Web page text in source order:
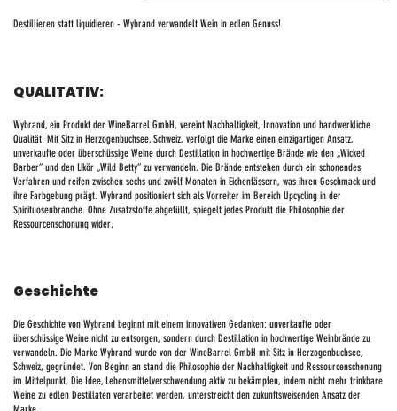
Destillieren statt liquidieren - Wybrand verwandelt Wein in edlen Genuss!
QUALITATIV:
Wybrand, ein Produkt der WineBarrel GmbH, vereint Nachhaltigkeit, Innovation und handwerkliche
Qualität. Mit Sitz in Herzogenbuchsee, Schweiz, verfolgt die Marke einen einzigartigen Ansatz,
unverkaufte oder überschüssige Weine durch Destillation in hochwertige Brände wie den „Wicked
Barber“ und den Likör „Wild Betty“ zu verwandeln. Die Brände entstehen durch ein schonendes
Verfahren und reifen zwischen sechs und zwölf Monaten in Eichenfässern, was ihren Geschmack und
ihre Farbgebung prägt. Wybrand positioniert sich als Vorreiter im Bereich Upcycling in der
Spirituosenbranche. Ohne Zusatzstoffe abgefüllt, spiegelt jedes Produkt die Philosophie der
Ressourcenschonung wider.
Geschichte
Die Geschichte von Wybrand beginnt mit einem innovativen Gedanken: unverkaufte oder
überschüssige Weine nicht zu entsorgen, sondern durch Destillation in hochwertige Weinbrände zu
verwandeln. Die Marke Wybrand wurde von der WineBarrel GmbH mit Sitz in Herzogenbuchsee,
Schweiz, gegründet. Von Beginn an stand die Philosophie der Nachhaltigkeit und Ressourcenschonung
im Mittelpunkt. Die Idee, Lebensmittelverschwendung aktiv zu bekämpfen, indem nicht mehr trinkbare
Weine zu edlen Destillaten verarbeitet werden, unterstreicht den zukunftsweisenden Ansatz der